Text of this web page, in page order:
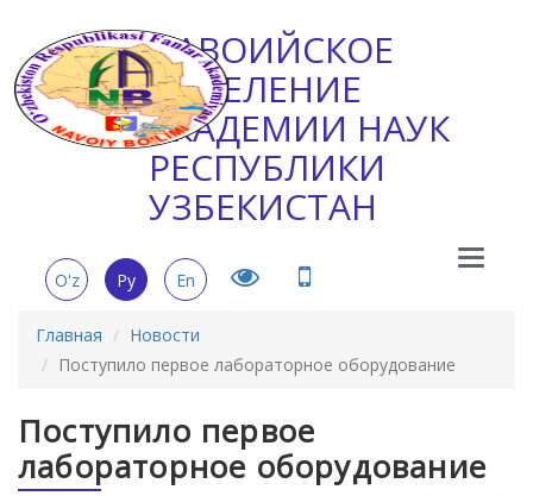
НАВОИЙСКОЕ
ОТДЕЛЕНИЕ
АКАДЕМИИ НАУК
РЕСПУБЛИКИ
УЗБЕКИСТАН
Main
O'z Ру En
Главная
Новости
Поступило первое лабораторное оборудование
Поступило первое
лабораторное оборудование